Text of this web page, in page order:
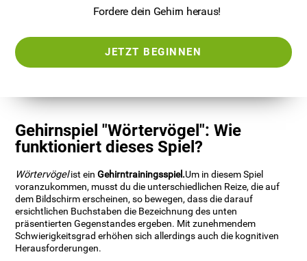
Fordere dein Gehirn heraus!
JETZT BEGINNEN
Gehirnspiel "Wörtervögel": Wie
funktioniert dieses Spiel?
Wörtervögelist einGehirntrainingsspiel.Um in diesem Spiel
voranzukommen, musst du die unterschiedlichen Reize, die auf
dem Bildschirm erscheinen, so bewegen, dass die darauf
ersichtlichen Buchstaben die Bezeichnung des unten
präsentierten Gegenstandes ergeben. Mit zunehmendem
Schwierigkeitsgrad erhöhen sich allerdings auch die kognitiven
Herausforderungen.